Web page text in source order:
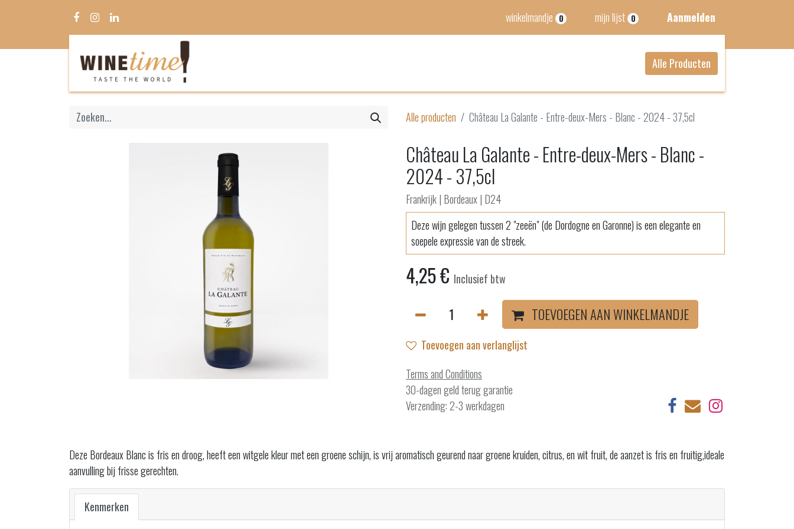
winkelmandje 0 mijn lijst 0 Aanmelden
Alle Producten
Alle producten Château La Galante - Entre-deux-Mers - Blanc - 2024 - 37,5cl
Château La Galante - Entre-deux-Mers - Blanc -
2024 - 37,5cl
Frankrijk | Bordeaux | D24
Deze wijn gelegen tussen 2 "zeeën" (de Dordogne en Garonne) is een elegante en
soepele expressie van de streek.
4,25€ Inclusief btw
TOEVOEGEN AAN WINKELMANDJE
Toevoegen aan verlanglijst
Terms and Conditions
30-dagen geld terug garantie
Verzending: 2-3 werkdagen
Deze Bordeaux Blanc is fris en droog, heeft een witgele kleur met een groene schijn, is vrij aromatisch geurend naar groene kruiden, citrus, en wit fruit, de aanzet is fris en fruitig,ideale
aanvulling bij frisse gerechten.
Kenmerken